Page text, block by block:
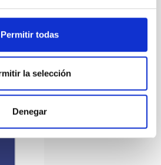
Permitir todas
la selección
Denegar